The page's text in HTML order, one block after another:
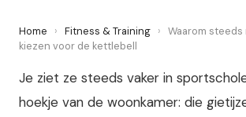
Home › Fitness & Training › Waarom
kiezen voor de kettlebell
Je ziet ze steeds vaker in
hoekje van de woonkamer: die